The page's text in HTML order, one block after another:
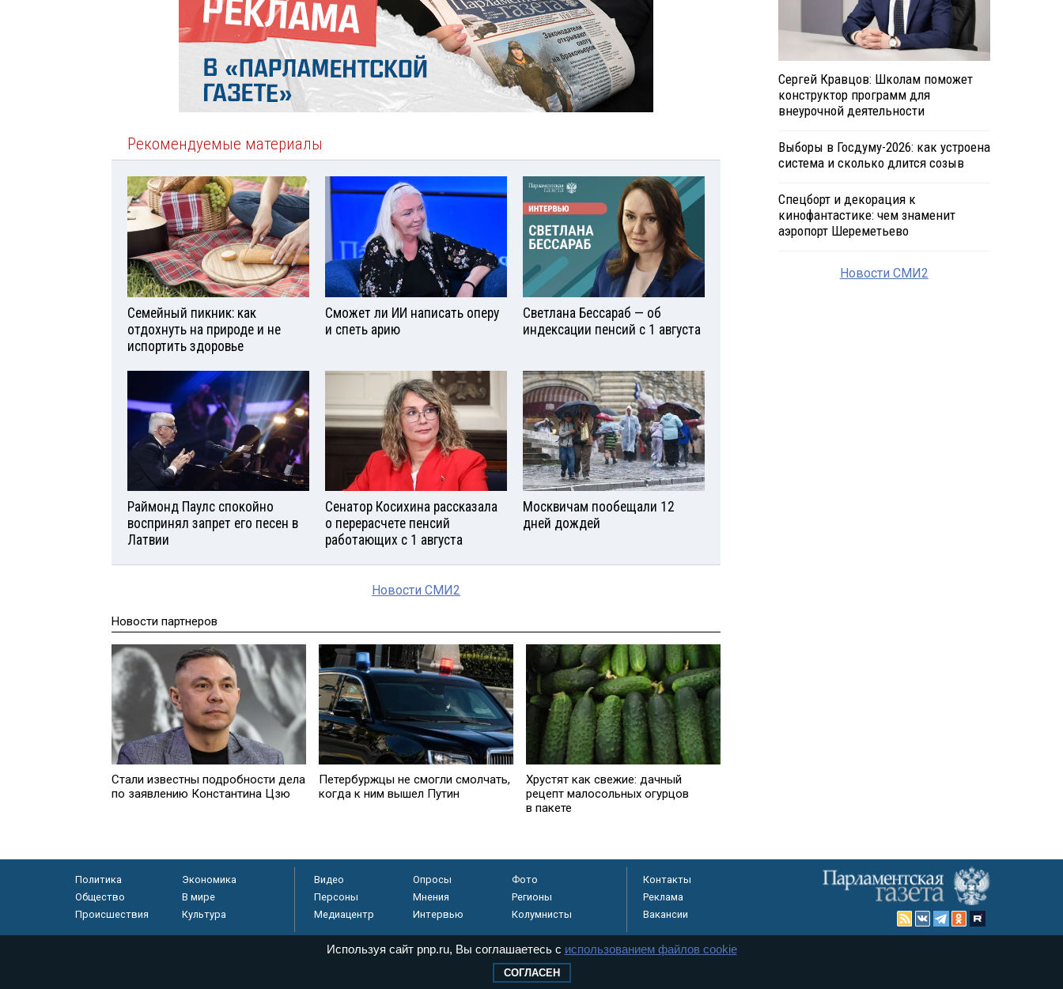
Рекомендуемые материалы
Семейный пикник: как
отдохнуть на природе и не
испортить здоровье
Сможет ли ИИ написать оперу
и спеть арию
Светлана Бессараб — об
индексации пенсий с 1 августа
Раймонд Паулс спокойно
воспринял запрет его песен в
Латвии
Сенатор Косихина рассказала
о перерасчете пенсий
работающих с 1 августа
Москвичам пообещали 12
дней дождей
Новости СМИ2
Новости партнеров
Стали известны подробности дела
по заявлению Константина Цзю
Петербуржцы не смогли смолчать,
когда к ним вышел Путин
Хрустят как свежие: дачный
рецепт малосольных огурцов
в пакете
Сергей Кравцов: Школам поможет
конструктор программ для
внеурочной деятельности
Выборы в Госдуму-2026: как устроена
система и сколько длится созыв
Спецборт и декорация к
кинофантастике: чем знаменит
аэропорт Шереметьево
Новости СМИ2
Политика
Экономика
Общество
В мире
Происшествия
Культура
Видео Опросы
Фото
Персоны
Мнения
Регионы
Медиацентр
Интервью Колумнисты
Контакты
Реклама
Вакансии
Используя сайт pnp.ru, Вы соглашаетесь с использованием файлов cookie
СОГЛАСЕН